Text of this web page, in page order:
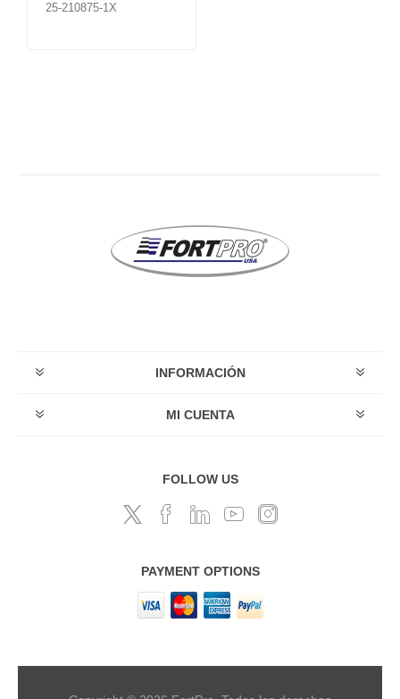
25-210875-1X
INFORMACIÓN
MI CUENTA
FOLLOW US
PAYMENT OPTIONS